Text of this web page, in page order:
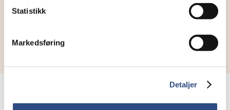
Statistikk
Markedsføring
Detaljer
Styret 2025 –
2026
Jan Fredrik Råknes